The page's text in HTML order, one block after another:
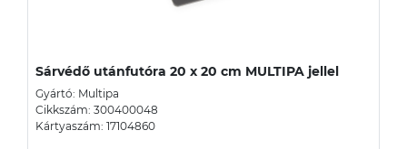
Sárvédő utánfutóra 20 x 20 cm MULTIPA jellel
Gyártó: Multipa
Cikkszám: 300400048
Kártyaszám: 17104860